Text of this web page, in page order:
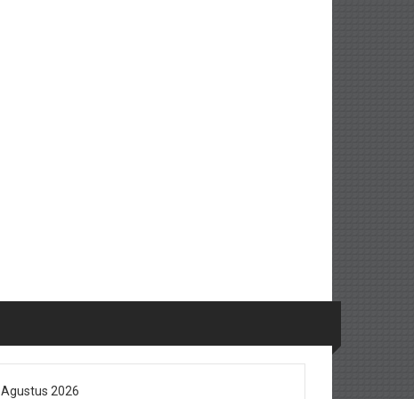
Agustus 2026